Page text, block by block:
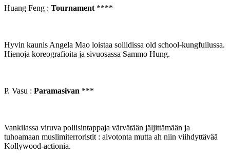
Huang Feng : Tournament ****
Hyvin kaunis Angela Mao loistaa soliidissa old school-kungfuilussa.
Hienoja koreografioita ja sivuosassa Sammo Hung.
P. Vasu : Paramasivan ***
Vankilassa viruva poliisintappaja värvätään jäljittämään ja
tuhoamaan muslimiterroristit : aivotonta mutta ah niin viihdyttävää
Kollywood-actionia.